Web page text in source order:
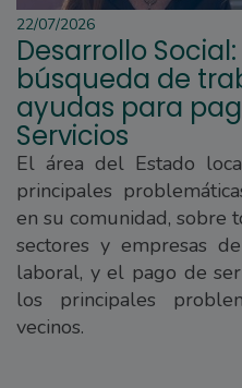
22/07/2026
Desarrollo
búsqueda de
ayudas para
Servicios
El área del Estado
principales
en su comunidad, sobre
sectores y empresas
laboral, y el pago de
los principales
vecinos.